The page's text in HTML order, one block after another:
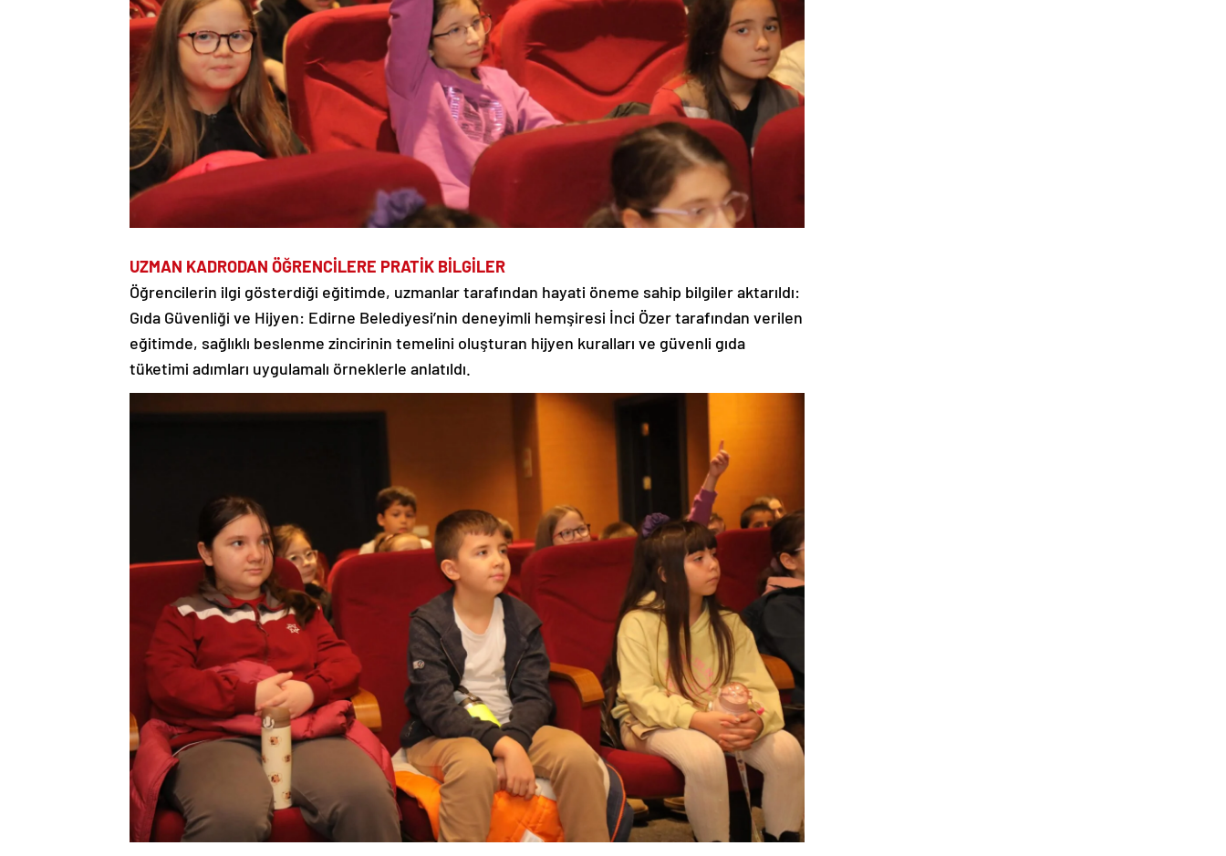
UZMAN KADRODAN ÖĞRENCİLERE PRATİK BİLGİLER
Öğrencilerin ilgi gösterdiği eğitimde, uzmanlar tarafından hayati öneme sahip bilgiler aktarıldı:
Gıda Güvenliği ve Hijyen: Edirne Belediyesi’nin deneyimli hemşiresi İnci Özer tarafından verilen
eğitimde, sağlıklı beslenme zincirinin temelini oluşturan hijyen kuralları ve güvenli gıda
tüketimi adımları uygulamalı örneklerle anlatıldı.